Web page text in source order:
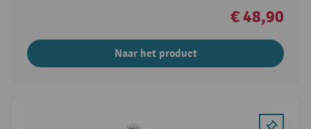
€ 48,90
Naar het product